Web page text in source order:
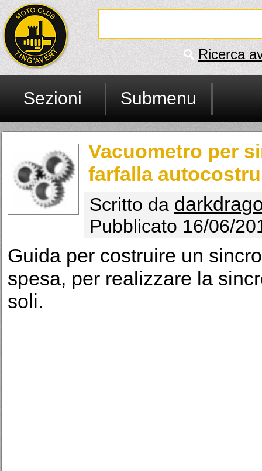
Ricerca
Sezioni Submenu
Vacuometro per
farfalla
Scritto da
Pubblicato 16/06/
Guida per costruire un
spesa, per realizzare la
soli.